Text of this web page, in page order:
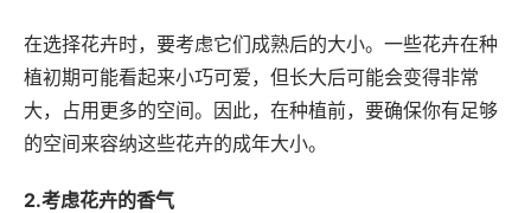
在选择花卉时，要考虑它们成熟后的大小。一些花卉在种
植初期可能看起来小巧可爱，但长大后可能会变得非常
大，占用更多的空间。因此，在种植前，要确保你有足够
的空间来容纳这些花卉的成年大小。
2.考虑花卉的香气